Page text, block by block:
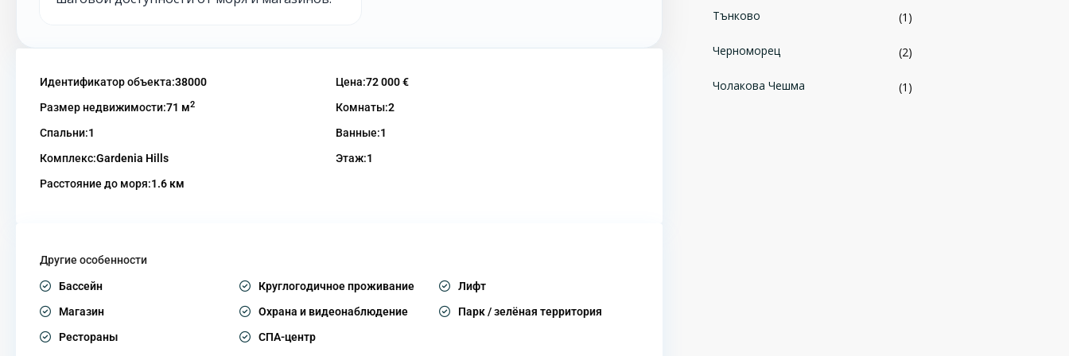
Идентификатор объекта:38000 Цена:72 000 €
Размер недвижимости:71 м2 Комнаты:2
Спальни:1 Ванные:1
Комплекс:Gardenia Hills Этаж:1
Расстояние до моря:1.6 км
Другие особенности
Бассейн Круглогодичное проживание
Лифт
Магазин
Охрана и видеонаблюдение
Парк / зелёная территория
Рестораны
СПА-центр
Тънково (1)
Черноморец (2)
Чолакова Чешма (1)